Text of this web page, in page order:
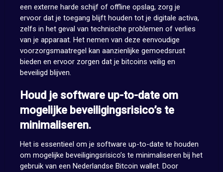
een externe harde schijf of offline opslag, zorg je
ervoor dat je toegang blijft houden tot je digitale activa,
zelfs in het geval van technische problemen of verlies
van je apparaat. Het nemen van deze eenvoudige
voorzorgsmaatregel kan aanzienlijke gemoedsrust
bieden en ervoor zorgen dat je bitcoins veilig en
beveiligd blijven.
Houd je software up-to-date om
mogelijke beveiligingsrisico’s te
minimaliseren.
Het is essentieel om je software up-to-date te houden
om mogelijke beveiligingsrisico’s te minimaliseren bij het
gebruik van een Nederlandse Bitcoin wallet. Door